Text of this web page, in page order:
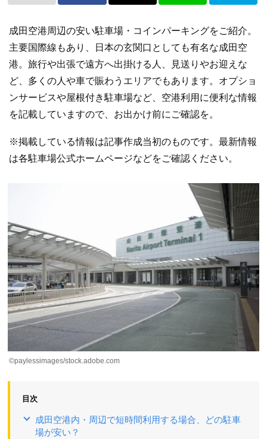
成田空港周辺の安い駐車場・コインパーキングをご紹介。
主要国際線もあり、日本の玄関口としても有名な成田空
港。旅行や出張で遠方へ出掛ける人、見送りやお迎えな
ど、多くの人や車で賑わうエリアでもあります。オプショ
ンサービスや屋根付き駐車場など、空港利用に便利な情報
を記載していますので、お出かけ前にご確認を。
※掲載している情報は記事作成当初のものです。最新情報
は各駐車場公式ホームページなどをご確認ください。
©paylessimages/stock.adobe.com
目次
成田空港内・周辺で短時間利用する場合、どの駐車
場が安い？